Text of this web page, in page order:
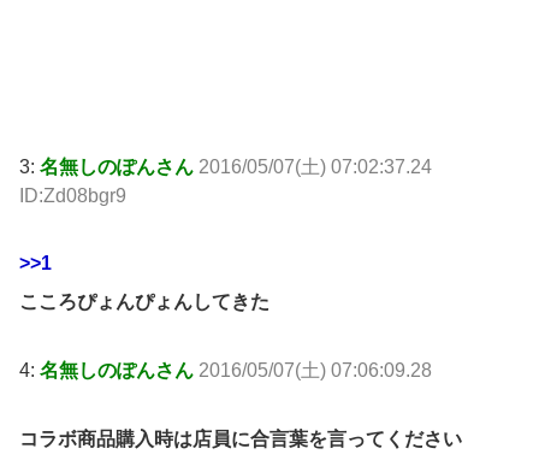
3: 名無しのぽんさん 2016/05/07(土) 07:02:37.24
ID:Zd08bgr9
>>1
こころぴょんぴょんしてきた
4: 名無しのぽんさん 2016/05/07(土) 07:06:09.28
コラボ商品購入時は店員に合言葉を言ってください